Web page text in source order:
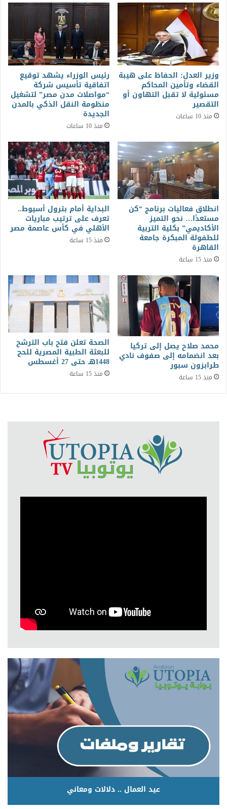
وزير العدل: الحفاظ على هيبة
القضاء وتأمين المحاكم
مسئولية لا تقبل التهاون أو
التقصير
منذ 10 ساعات
رئيس الوزراء يشهد توقيع
اتفاقية تأسيس شركة
“مواصلات مدن مصر” لتشغيل
منظومة النقل الذكي بالمدن
الجديدة
منذ 10 ساعات
انطلاق فعاليات برنامج “كن
مستعدًا… نحو التميز
الأكاديمي” بكلية التربية
للطفولة المبكرة جامعة
القاهرة
منذ 15 ساعة
البداية أمام بترول أسيوط..
تعرف على ترتيب مباريات
الأهلي في كأس عاصمة مصر
منذ 15 ساعة
محمد صلاح يصل إلى تركيا
بعد انضمامه إلى صفوف نادي
طرابزون سبور
منذ 15 ساعة
الصحة تعلن فتح باب الترشح
للبعثة الطبية المصرية للحج
1448هـ حتى 27 أغسطس
منذ 15 ساعة
عيد العمال .. دلالات ومعاني